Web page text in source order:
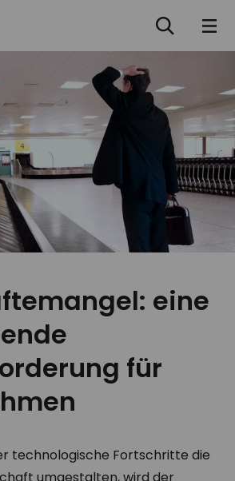
eine
für
technologische Fortschritte die